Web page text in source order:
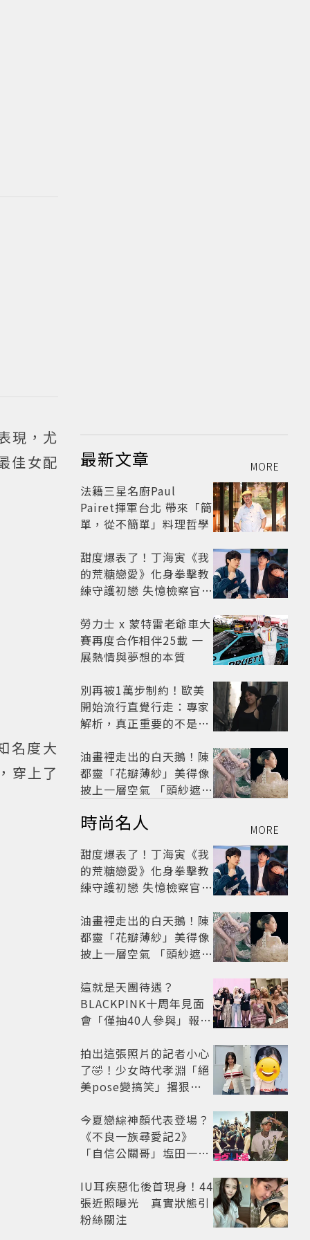
現，尤
佳女配
名度大
穿上了
最新文章 MORE
法籍三星名廚Paul
Pairet揮軍台北 帶來「簡
單，從不簡單」料理哲學
甜度爆表了！丁海寅《我
的荒糖戀愛》化身拳擊教
練守護初戀 失憶檢察官×
劇
勞力士 x 蒙特雷老爺車大
賽再度合作相伴25載 一
展熱情與夢想的本質
別再被1萬步制約！歐美
開始流行直覺行走：專家
解析，真正重要的不是步
油畫裡走出的白天鵝！陳
都靈「花瓣薄紗」美得像
披上一層空氣 「頭紗遮
太仙
時尚名人 MORE
甜度爆表了！丁海寅《我
的荒糖戀愛》化身拳擊教
練守護初戀 失憶檢察官×
劇
油畫裡走出的白天鵝！陳
都靈「花瓣薄紗」美得像
披上一層空氣 「頭紗遮
太仙
這就是天團待遇？
BLACKPINK十周年見面
會「僅抽40人參與」報名
怒了😡
拍出這張照片的記者小心
了🤣！少女時代孝淵「絕
美pose變搞笑」撂狠
今夏戀綜神顏代表登場？
《不良一族尋愛記2》
「自信公關哥」塩田一馬
老闆
IU耳疾惡化後首現身！44
張近照曝光 真實狀態引
粉絲關注